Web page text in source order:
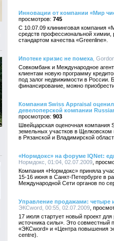
Инновации от компании «Мир
745
С 10.07.09 клининговая компания
средств профессиональной химии,
стандартом качества «Greenline».
Ипотеке кризис не помеха ,
Совкомбанк и Международное
клиентам новую программу
под залог недвижимости в России.
финансирование, можно
Компания Swiss Appraisal
девелоперской компании
903
Швейцарская оценочная компания
земельных участков в
в Рязанской и Владимирской
«Нормдокс» на форуме IQNet:
Нормдокс, 01:04, 02.07.2009
Компания «Нормдокс» приняла
15-16 июня в Санкт-Петербурге в
Международной Сети органов по
Управление продажами: четыре
ЭКСword, 00:55, 02.07.2009
17 июля стартует новый проект
источника силы». Это совместный
«ЭКСword» и «Центра повышения
centre).